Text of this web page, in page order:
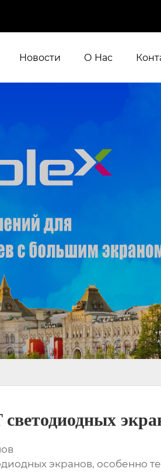
Новости О Нас
экранов, особенно